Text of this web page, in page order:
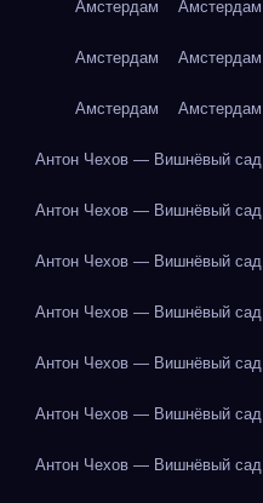
Амстердам Амстердам
Амстердам Амстердам
Амстердам Амстердам
Антон Чехов — Вишнёвый сад
Антон Чехов — Вишнёвый сад
Антон Чехов — Вишнёвый сад
Антон Чехов — Вишнёвый сад
Антон Чехов — Вишнёвый сад
Антон Чехов — Вишнёвый сад
Антон Чехов — Вишнёвый сад